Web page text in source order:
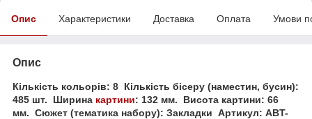
Опис Характеристики Доставка Оплата Умови
Опис
Кількість кольорів: 8 Кількість бісеру (наместин, бусин):
485 шт.
Ширина картини: 132 мм.
Висота картини: 66
мм. Сюжет (тематика набору): Закладки Артикул: ABT-